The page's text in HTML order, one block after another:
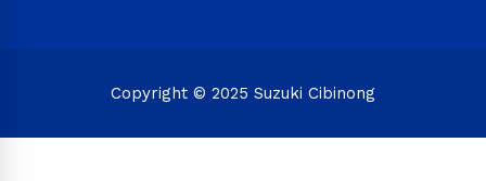
Copyright © 2025 Suzuki Cibinong